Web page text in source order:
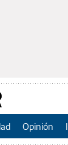
Opinión